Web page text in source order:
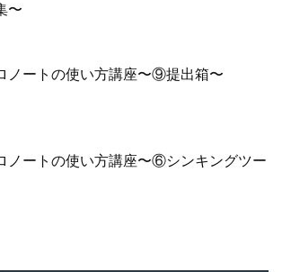
〜
ノートの使い方講座〜⑨提出箱〜
ノートの使い方講座〜⑥シンキングツー